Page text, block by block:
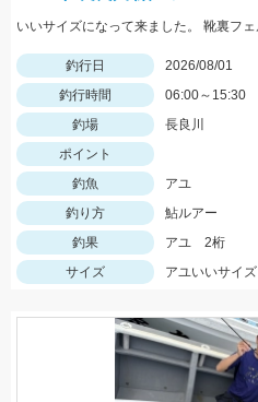
釣行日
2026/08/01
釣行時間
06:00～15:30
釣場
長良川
ポイント
釣魚
アユ
釣り方
鮎ルアー
釣果
アユ 2桁
サイズ
アユいいサイズ